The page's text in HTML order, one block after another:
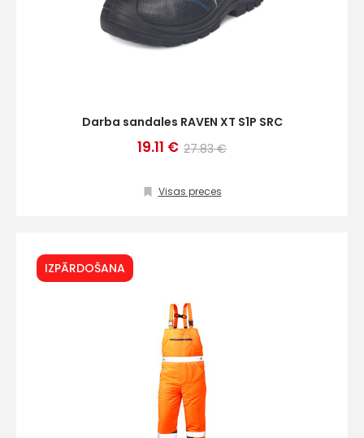
Darba sandales RAVEN XT S1P SRC
19.11 € 27.83 €
Visas preces
IZPĀRDOŠANA